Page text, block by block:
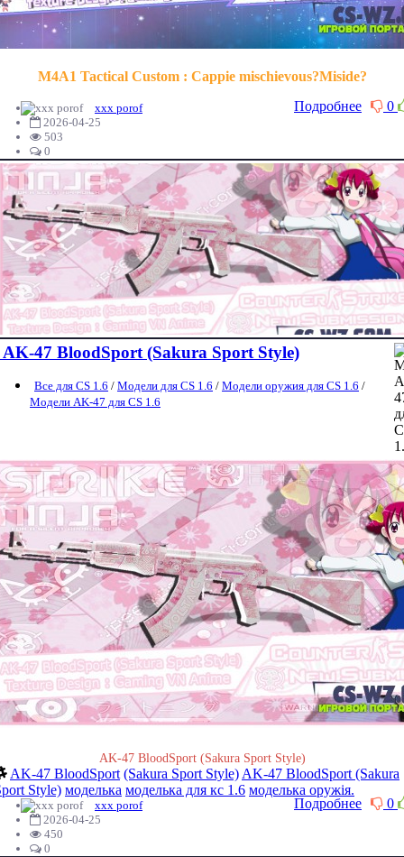
M4A1 Tactical Custom : Cappie mischievous?Miside?
0
Подробнее
xxx porof
2026-04-25
503
0
AK-47 BloodSport (Sakura Sport Style)
Все для CS 1.6 / Модели для CS 1.6 / Модели оружия для CS 1.6 /
Модели AK-47 для CS 1.6
AK-47 BloodSport (Sakura Sport Style)
AK-47 BloodSport (Sakura Sport Style) AK-47 BloodSport (Sakura
Style) моделька моделька для кс 1.6 моделька оружія.
0
Подробнее
xxx porof
2026-04-25
450
0